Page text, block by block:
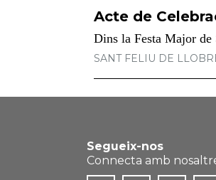
Acte de
Dins la Festa Major de
SANT FELIU DE
Segueix-nos
Connecta amb